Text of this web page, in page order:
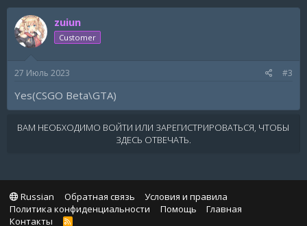
zuiun
Customer
27 Июль 2023 #3
Yes(CSGO Beta\GTA)
ВАМ НЕОБХОДИМО ВОЙТИ ИЛИ ЗАРЕГИСТРИРОВАТЬСЯ, ЧТОБЫ
ЗДЕСЬ ОТВЕЧАТЬ.
Russian Обратная связь
Условия и правила
Политика конфиденциальности
Помощь
Главная
Контакты
R